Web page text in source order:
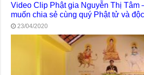
Video Clip Phật gia Nguyễn Thị Tâm
muốn chia sẻ cùng quý Phật tử và
23/04/2020